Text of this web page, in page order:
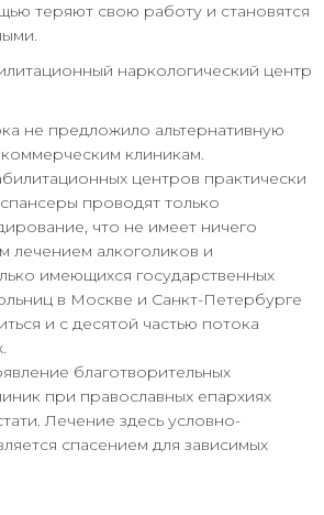
теряют свою работу и становятся
не предложило альтернативную
клиникам.
центров практически
проводят только
что не имеет ничего
лечением алкоголиков и
имеющихся государственных
в Москве и Санкт-Петербурге
и с десятой частью потока
благотворительных
при православных епархиях
Лечение здесь условно-
спасением для зависимых